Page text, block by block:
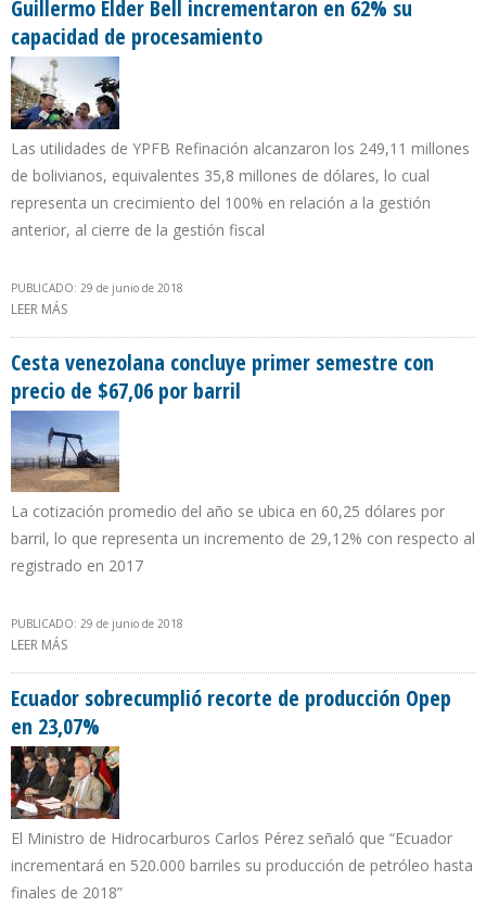
Guillermo Elder Bell incrementaron en 62% su
capacidad de procesamiento
Las utilidades de YPFB Refinación alcanzaron los 249,11 millones
de bolivianos, equivalentes 35,8 millones de dólares, lo cual
representa un crecimiento del 100% en relación a la gestión
anterior, al cierre de la gestión fiscal
PUBLICADO: 29 de junio de 2018
LEER MÁS
DE PROCESAMIENTO
Cesta venezolana concluye primer semestre con
precio de $67,06 por barril
La cotización promedio del año se ubica en 60,25 dólares por
barril, lo que representa un incremento de 29,12% con respecto al
registrado en 2017
PUBLICADO: 29 de junio de 2018
LEER MÁS
Ecuador sobrecumplió recorte de producción Opep
en 23,07%
El Ministro de Hidrocarburos Carlos Pérez señaló que “Ecuador
incrementará en 520.000 barriles su producción de petróleo hasta
finales de 2018”